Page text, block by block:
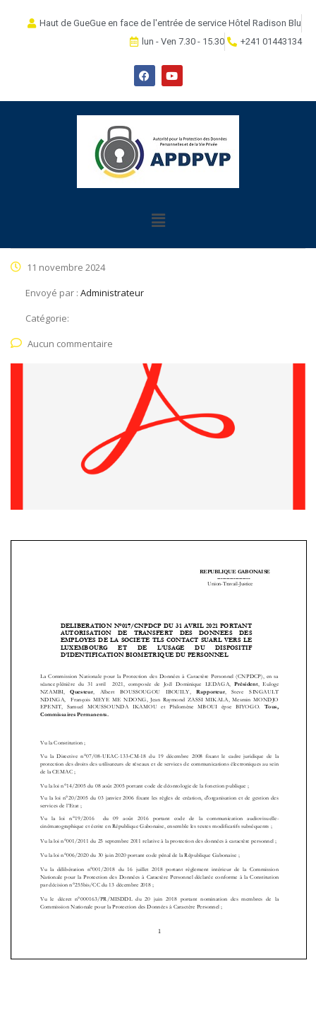
Haut de GueGue en face de l'entrée de service Hôtel Radison Blu
lun - Ven 7.30 - 15.30
+241 01443134
11 novembre 2024
Envoyé par : Administrateur
Catégorie:
Aucun commentaire